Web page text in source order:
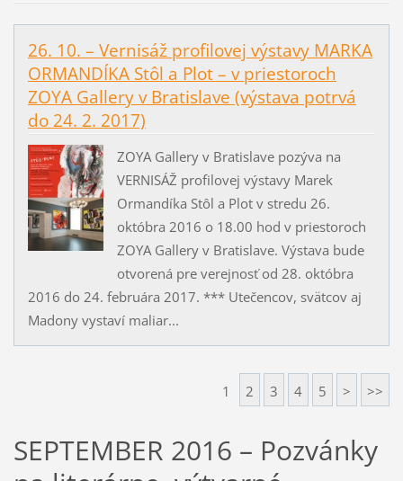
26. 10. – Vernisáž profilovej výstavy MARKA
ORMANDÍKA Stôl a Plot – v priestoroch
ZOYA Gallery v Bratislave (výstava potrvá
do 24. 2. 2017)
ZOYA Gallery v Bratislave pozýva na
VERNISÁŽ profilovej výstavy Marek
Ormandíka Stôl a Plot v stredu 26.
októbra 2016 o 18.00 hod v priestoroch
ZOYA Gallery v Bratislave. Výstava bude
otvorená pre verejnosť od 28. októbra
2016 do 24. februára 2017. *** Utečencov, svätcov aj
Madony vystaví maliar...
1 2 3 4 5 > >>
SEPTEMBER 2016 – Pozvánky